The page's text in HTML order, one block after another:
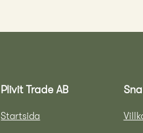
Plivit Trade AB
Startsida